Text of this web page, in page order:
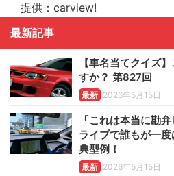
提供：carview!
最新記事
【車名当てクイズ
すか？ 第827回
最新 2026年5月15日
「これは本当に勘
ライブで誰もが一
典型例！
最新 2026年5月15日